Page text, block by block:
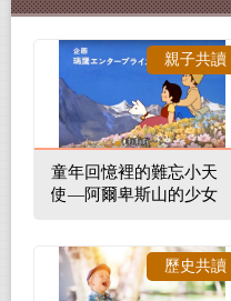
童年回憶裡的難忘小天
使—阿爾卑斯山的少女
親子共讀
歷史共讀